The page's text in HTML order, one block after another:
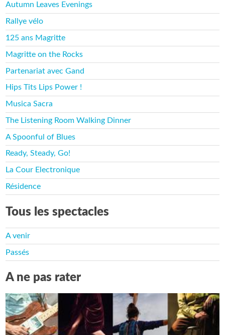
Autumn Leaves Evenings
Rallye vélo
125 ans Magritte
Magritte on the Rocks
Partenariat avec Gand
Hips Tits Lips Power !
Musica Sacra
The Listening Room Walking Dinner
A Spoonful of Blues
Ready, Steady, Go!
La Cour Electronique
Résidence
Tous les spectacles
A venir
Passés
A ne pas rater